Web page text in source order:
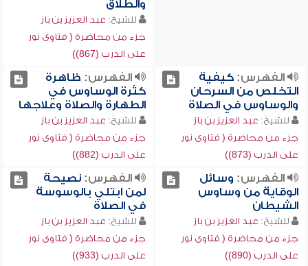
والطلاق
للشيخ: عبد العزيز بن باز
جزء من محاضرة ( فتاوى نور
على الدرب (867))
الفهرس:كيفية
التخلص من السرحان
والوساوس في الصلاة
للشيخ: عبد العزيز بن باز
جزء من محاضرة ( فتاوى نور
على الدرب (873))
الفهرس: ظاهرة
كثرة الوساوس في
الطهارة والصلاة وعلاجها
للشيخ: عبد العزيز بن باز
جزء من محاضرة ( فتاوى نور
على الدرب (882))
الفهرس: وسائل
الوقاية من وساوس
الشيطان
للشيخ: عبد العزيز بن باز
جزء من محاضرة ( فتاوى نور
على الدرب (890))
الفهرس:نصيحة
لمن ابتلي بالوسوسة
في الصلاة
للشيخ: عبد العزيز بن باز
جزء من محاضرة ( فتاوى نور
على الدرب (933))